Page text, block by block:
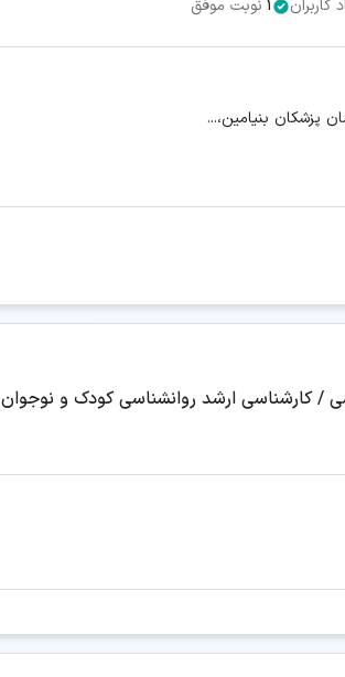
کاربران 1 نوبت موفق
/ کارشناسی ارشد روانشناسی کودک و نوجوان